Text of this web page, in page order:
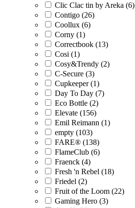
Clic Clac tin by Areka (6)
Contigo (26)
Coollux (6)
Corny (1)
Correctbook (13)
Cosi (1)
Cosy&Trendy (2)
C-Secure (3)
Cupkeeper (1)
Day To Day (7)
Eco Bottle (2)
Elevate (156)
Emil Reimann (1)
empty (103)
FARE® (138)
FlameClub (6)
Fraenck (4)
Fresh 'n Rebel (18)
Friedel (2)
Fruit of the Loom (22)
Gaming Hero (3)